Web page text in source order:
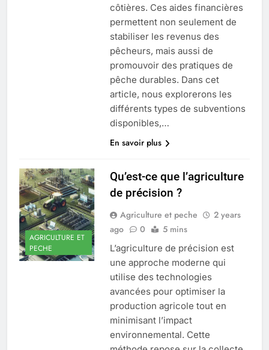
côtières. Ces aides financières
permettent non seulement de
stabiliser les revenus des
pêcheurs, mais aussi de
promouvoir des pratiques de
pêche durables. Dans cet
article, nous explorerons les
différents types de subventions
disponibles,…
En savoir plus
AGRICULTURE ET
PECHE
Qu’est-ce que l’agriculture
de précision ?
Agriculture et peche
2 years
ago
0 5 mins
L’agriculture de précision est
une approche moderne qui
utilise des technologies
avancées pour optimiser la
production agricole tout en
minimisant l’impact
environnemental. Cette